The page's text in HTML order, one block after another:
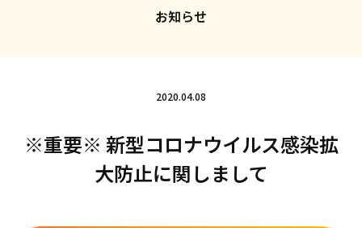
NIGHTLASE
美容治療
お知らせ
2020.04.08
※重要※ 新型コロナウイルス感染拡
大防止に関しまして